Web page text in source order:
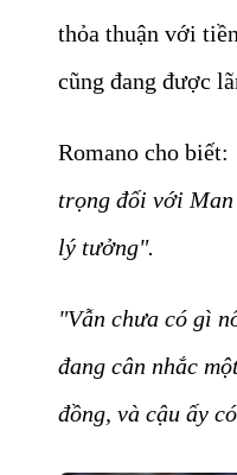
thỏa thuận với
cũng đang được
Romano cho biết:
trọng đối với Man
lý tưởng".
"Vẫn chưa có gì
đang cân nhắc
đồng, và cậu ấy